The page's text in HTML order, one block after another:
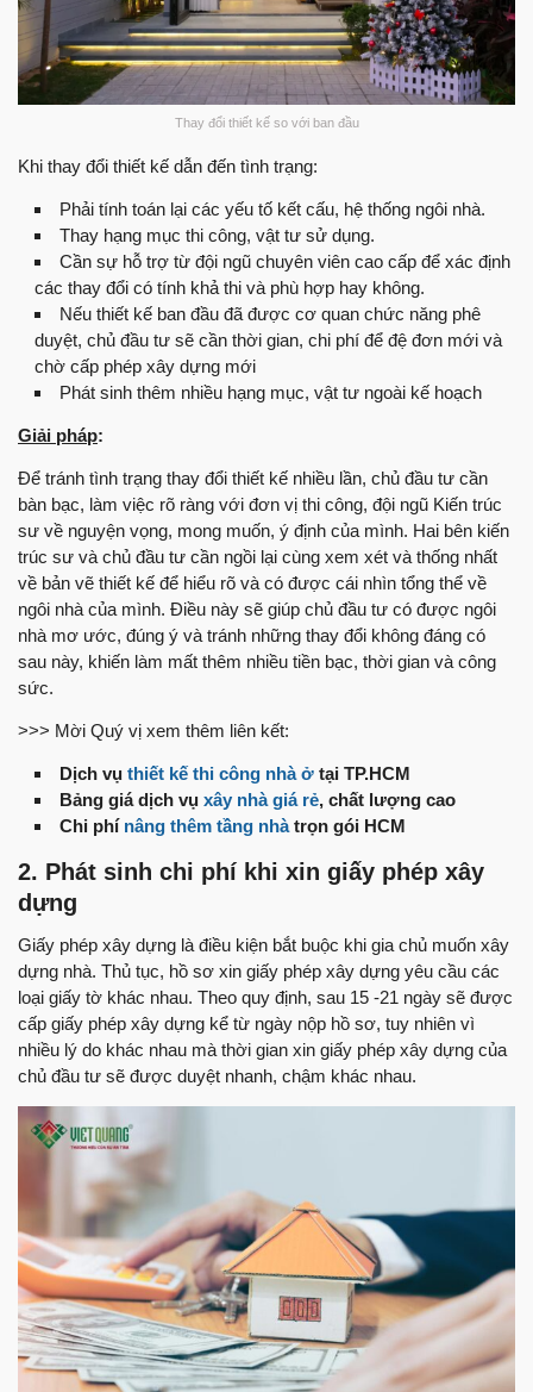
Thay đổi thiết kế so với ban đầu
Khi thay đổi thiết kế dẫn đến tình trạng:
Phải tính toán lại các yếu tố kết cấu, hệ thống ngôi nhà.
Thay hạng mục thi công, vật tư sử dụng.
Cần sự hỗ trợ từ đội ngũ chuyên viên cao cấp để xác định
các thay đổi có tính khả thi và phù hợp hay không.
Nếu thiết kế ban đầu đã được cơ quan chức năng phê
duyệt, chủ đầu tư sẽ cần thời gian, chi phí để đệ đơn mới và
chờ cấp phép xây dựng mới
Phát sinh thêm nhiều hạng mục, vật tư ngoài kế hoạch
Giải pháp:
Để tránh tình trạng thay đổi thiết kế nhiều lần, chủ đầu tư cần
bàn bạc, làm việc rõ ràng với đơn vị thi công, đội ngũ Kiến trúc
sư về nguyện vọng, mong muốn, ý định của mình. Hai bên kiến
trúc sư và chủ đầu tư cần ngồi lại cùng xem xét và thống nhất
về bản vẽ thiết kế để hiểu rõ và có được cái nhìn tổng thể về
ngôi nhà của mình. Điều này sẽ giúp chủ đầu tư có được ngôi
nhà mơ ước, đúng ý và tránh những thay đổi không đáng có
sau này, khiến làm mất thêm nhiều tiền bạc, thời gian và công
sức.
>>> Mời Quý vị xem thêm liên kết:
Dịch vụ thiết kế thi công nhà ở tại TP.HCM
Bảng giá dịch vụ xây nhà giá rẻ, chất lượng cao
Chi phí nâng thêm tầng nhàtrọn gói HCM
2. Phát sinh chi phí khi xin giấy phép xây
dựng
Giấy phép xây dựng là điều kiện bắt buộc khi gia chủ muốn xây
dựng nhà. Thủ tục, hồ sơ xin giấy phép xây dựng yêu cầu các
loại giấy tờ khác nhau. Theo quy định, sau 15 -21 ngày sẽ được
cấp giấy phép xây dựng kể từ ngày nộp hồ sơ, tuy nhiên vì
nhiều lý do khác nhau mà thời gian xin giấy phép xây dựng của
chủ đầu tư sẽ được duyệt nhanh, chậm khác nhau.